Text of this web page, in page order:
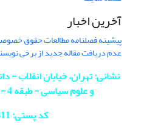
آخرین اخبار
پیشینه فصلنامه مطالعات حقوق
عدم دریافت مقاله جدید از برخی
نشانی: تهران، خیابان انقلاب
و علوم سیاسی - طبقه 4 - دفتر مجله - اتاق 413
کد پستی: 1417614411